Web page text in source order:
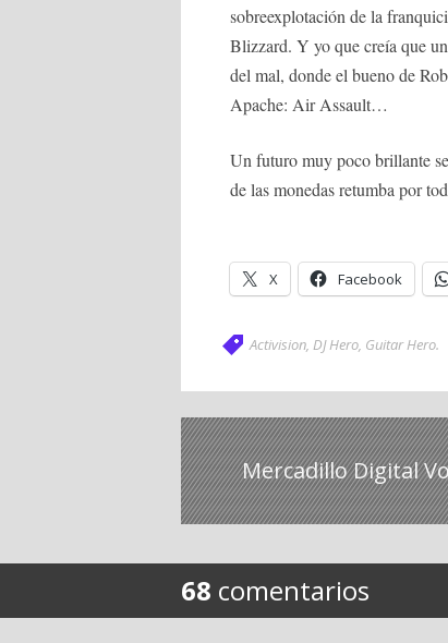
sobreexplotación de la
Blizzard. Y yo que creía que
del mal, donde el bueno de
Apache: Air Assault…
Un futuro muy poco brillante
de las monedas retumba por
X Facebook
Activision, DJ Hero, Guitar Hero.
Mercadillo Digital
68 comentarios